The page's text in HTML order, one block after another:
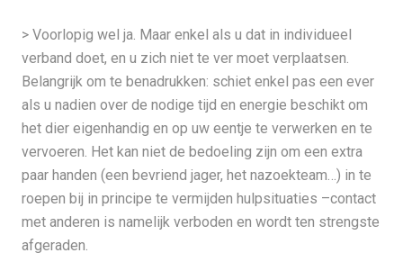
> Voorlopig wel ja. Maar enkel als u dat in individueel
verband doet, en u zich niet te ver moet verplaatsen.
Belangrijk om te benadrukken: schiet enkel pas een ever
als u nadien over de nodige tijd en energie beschikt om
het dier eigenhandig en op uw eentje te verwerken en te
vervoeren. Het kan niet de bedoeling zijn om een extra
paar handen (een bevriend jager, het nazoekteam…) in te
roepen bij in principe te vermijden hulpsituaties –contact
met anderen is namelijk verboden en wordt ten strengste
afgeraden.